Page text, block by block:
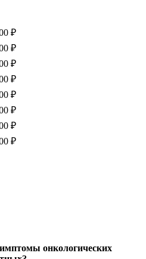
₽
₽
₽
₽
₽
₽
₽
₽
онкологических